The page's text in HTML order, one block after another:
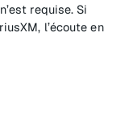
requise. Si
l’écoute en